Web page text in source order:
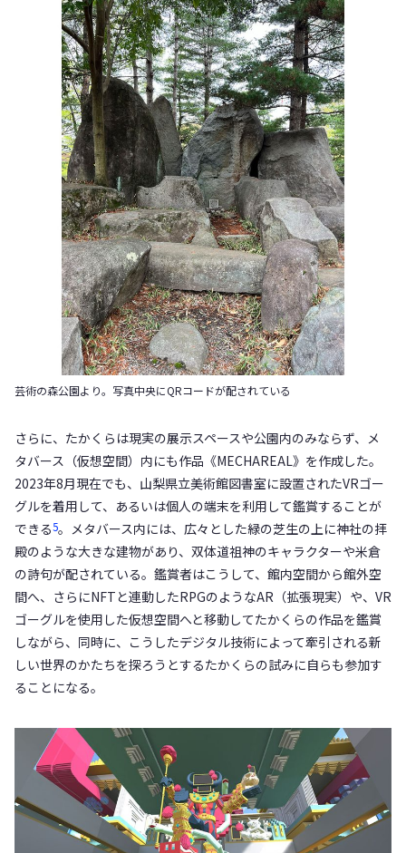
芸術の森公園より。写真中央にQRコードが配されている
さらに、たかくらは現実の展示スペースや公園内のみならず、メ
タバース（仮想空間）内にも作品《MECHAREAL》を作成した。
2023年8月現在でも、山梨県立美術館図書室に設置されたVRゴー
グルを着用して、あるいは個人の端末を利用して鑑賞することが
できる5。メタバース内には、広々とした緑の芝生の上に神社の拝
殿のような大きな建物があり、双体道祖神のキャラクターや米倉
の詩句が配されている。鑑賞者はこうして、館内空間から館外空
間へ、さらにNFTと連動したRPGのようなAR（拡張現実）や、VR
ゴーグルを使用した仮想空間へと移動してたかくらの作品を鑑賞
しながら、同時に、こうしたデジタル技術によって牽引される新
しい世界のかたちを探ろうとするたかくらの試みに自らも参加す
ることになる。